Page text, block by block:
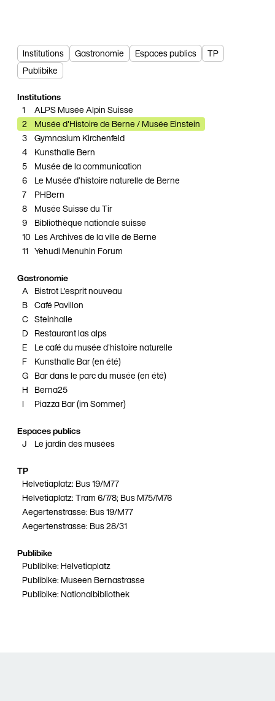
Institutions Gastronomie Espaces publics
TP
Publibike
Institutions
1
ALPS Musée Alpin Suisse
2
Musée d'Histoire de Berne / Musée Einstein
3 Gymnasium Kirchenfeld
4
Kunsthalle Bern
5
Musée de la communication
6
Le Musée d’histoire naturelle de Berne
7
PHBern
8
Musée Suisse du Tir
9
Bibliothèque nationale suisse
10 Les Archives de la ville de Berne
11 Yehudi Menuhin Forum
Gastronomie
A Bistrot L'esprit nouveau
B Café Pavillon
C Steinhalle
D Restaurant las alps
E
Le café du musée d'histoire naturelle
F
Kunsthalle Bar (en été)
G Bar dans le parc du musée (en été)
H Berna25
I
Piazza Bar (im Sommer)
Espaces publics
J
Le jardin des musées
TP
Helvetiaplatz: Bus 19/M77
Helvetiaplatz: Tram 6/7/8; Bus M75/M76
Aegertenstrasse: Bus 19/M77
Aegertenstrasse: Bus 28/31
Publibike
Publibike: Helvetiaplatz
Publibike: Museen Bernastrasse
Publibike: Nationalbibliothek